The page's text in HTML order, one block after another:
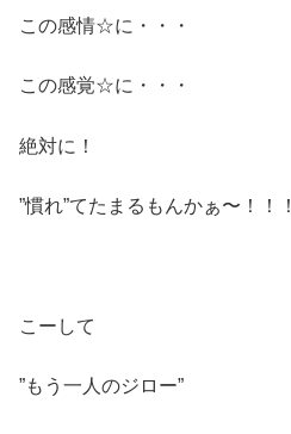
この感情☆に・・・
この感覚☆に・・・
絶対に！
”慣れ”てたまるもんかぁ〜！！！
こーして
”もう一人のジロー”